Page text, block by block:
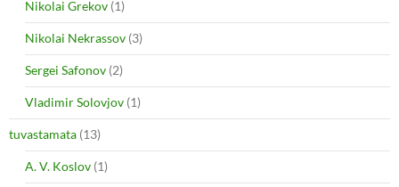
Nikolai Grekov (1)
Nikolai Nekrassov (3)
Sergei Safonov (2)
Vladimir Solovjov (1)
tuvastamata (13)
A. V. Koslov (1)